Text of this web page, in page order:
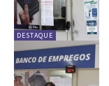
DESTAQUE